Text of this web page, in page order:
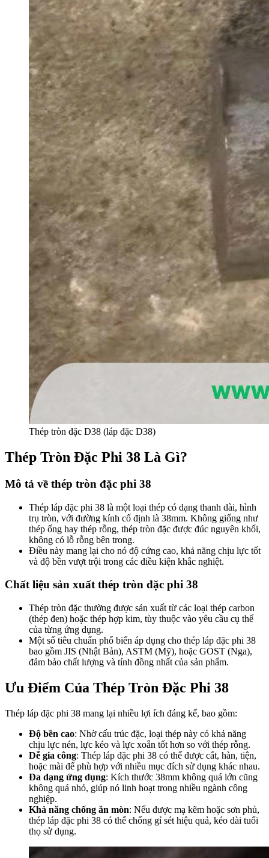
Thép tròn đặc D38 (láp đặc D38)
Thép Tròn Đặc Phi 38 Là Gì?
Mô tả về thép tròn đặc phi 38
Thép láp đặc phi 38 là một loại thép có dạng thanh dài, hình
trụ tròn, với đường kính cố định là 38mm. Không giống như
thép ống hay thép rỗng, thép tròn đặc được đúc nguyên khối,
không có lỗ rỗng bên trong.
Điều này mang lại cho nó độ cứng cao, khả năng chịu lực tốt
và độ bền vượt trội trong các điều kiện khắc nghiệt.
Chất liệu sản xuất thép tròn đặc phi 38
Thép tròn đặc thường được sản xuất từ các loại thép carbon
(thép đen) hoặc thép hợp kim, tùy thuộc vào yêu cầu cụ thể
của từng ứng dụng.
Một số tiêu chuẩn phổ biến áp dụng cho thép láp đặc phi 38
bao gồm JIS (Nhật Bản), ASTM (Mỹ), hoặc GOST (Nga),
đảm bảo chất lượng và tính đồng nhất của sản phẩm.
Ưu Điểm Của Thép Tròn Đặc Phi 38
Thép láp đặc phi 38 mang lại nhiều lợi ích đáng kể, bao gồm:
Độ bền cao: Nhờ cấu trúc đặc, loại thép này có khả năng
chịu lực nén, lực kéo và lực xoắn tốt hơn so với thép rỗng.
Dễ gia công: Thép láp đặc phi 38 có thể được cắt, hàn, tiện,
hoặc mài để phù hợp với nhiều mục đích sử dụng khác nhau.
Đa dạng ứng dụng: Kích thước 38mm không quá lớn cũng
không quá nhỏ, giúp nó linh hoạt trong nhiều ngành công
nghiệp.
Khả năng chống ăn mòn: Nếu được mạ kẽm hoặc sơn phủ,
thép láp đặc phi 38 có thể chống gỉ sét hiệu quả, kéo dài tuổi
thọ sử dụng.